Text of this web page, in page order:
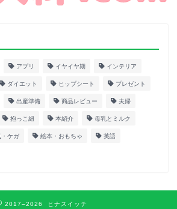
アプリ イヤイヤ期 インテリア
ダイエット ヒップシート プレゼント
出産準備 商品レビュー 夫婦
抱っこ紐 本紹介 母乳とミルク
・ケガ 絵本・おもちゃ 英語
2017–2026 ヒナスイッチ